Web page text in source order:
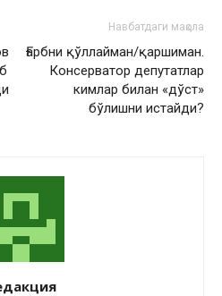
Навбатдаги мақола
Ғарбни қўллайман/қаршиман.
Консерватор депутатлар
кимлар билан «дўст»
бўлишни истайди?